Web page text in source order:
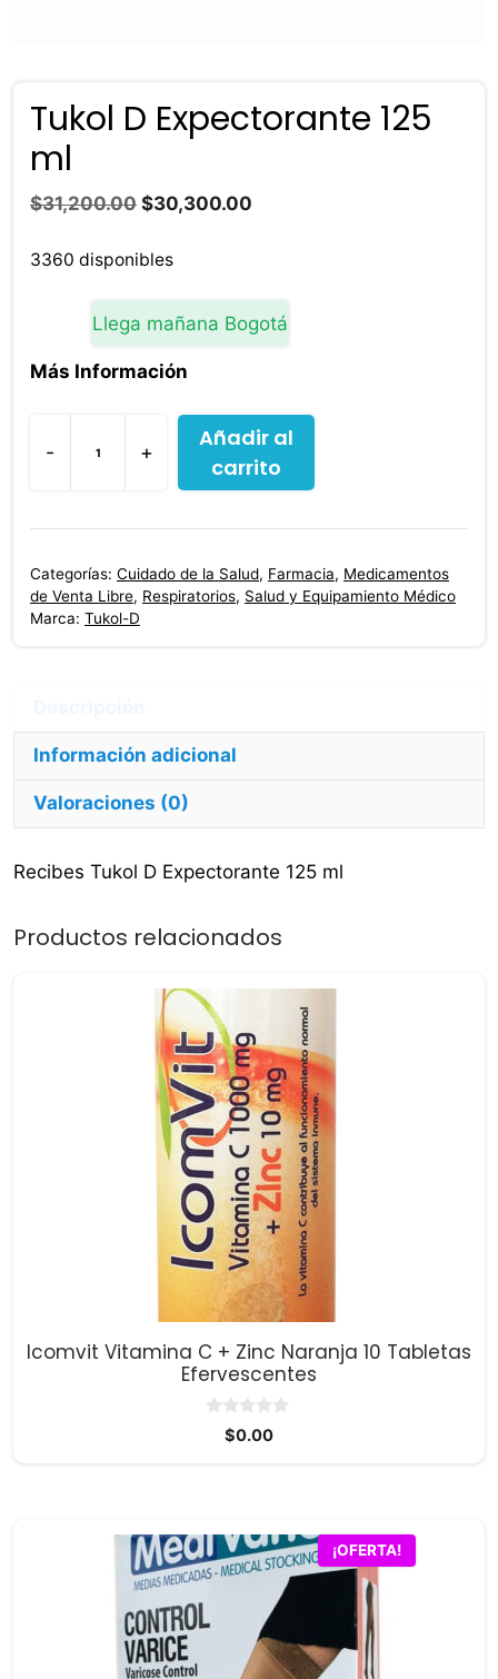
Tukol D Expectorante 125
ml
$31,200.00 El
original
$31,200.00.
$30,300.00
$30,300.00.
3360 disponibles
Llega mañana Bogotá
Más Información
-
Tukol
D
Expectorante
ml
+
Añadir al
carrito
Categorías: Cuidado de la Salud, Farmacia, Medicamentos
de Venta Libre, Respiratorios, Salud y Equipamiento Médico
Marca: Tukol-D
Información adicional
Valoraciones (0)
Recibes Tukol D Expectorante 125 ml
Productos relacionados
Icomvit Vitamina C + Zinc Naranja 10 Tabletas
Efervescentes
$0.00
¡OFERTA!